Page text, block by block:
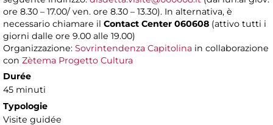
ore 8.30 – 17.00/ ven. ore 8.30 – 13.30). In alternativa, è
necessario chiamare il Contact Center 060608 (attivo tutti i
giorni dalle ore 9.00 alle 19.00)
Organizzazione: Sovrintendenza Capitolina in collaborazione
con Zètema Progetto Cultura
Durée
45 minuti
Typologie
Visite guidée